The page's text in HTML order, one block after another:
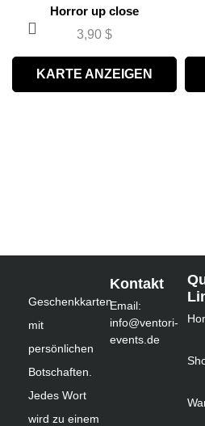
Horror up close
3,90 $
KARTE ANZEIGEN
Geschenkkarten
mit
persönlichen
Botschaften.
Jedes Wort
wird zu einem
Kontakt
Email:
info@ventori-
events.de